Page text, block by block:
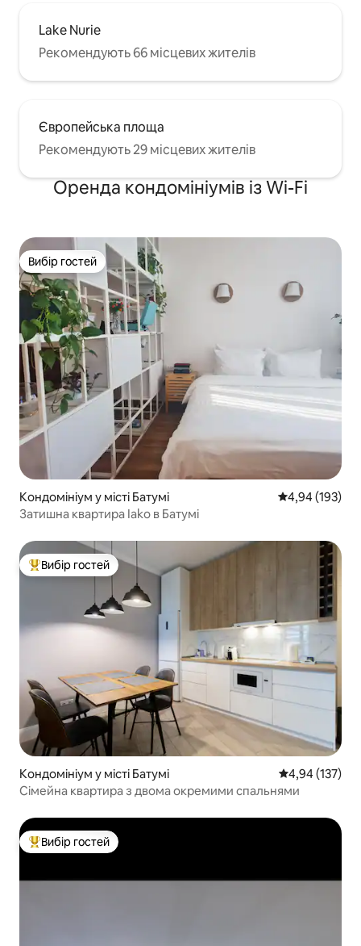
Lake Nurie
Рекомендують 66 місцевих жителів
Європейська площа
Рекомендують 29 місцевих жителів
Оренда кондомініумів із Wi-Fi
Вибір гостей
Вибір гостей
Кондомініум у місті Батумі Середня
4,94 (193)
Затишна квартира Iako в Батумі
Топ вибір гостей
Вибір гостей
Кондомініум у місті Батумі Середня
4,94 (137)
Сімейна квартира з двома окремими спальнями
Топ вибір гостей
Вибір гостей